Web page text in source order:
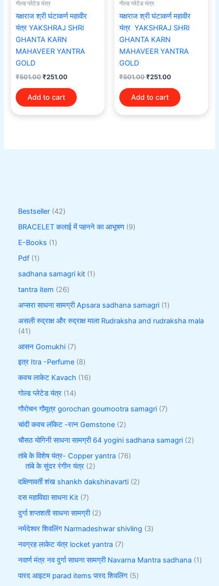
गोल्ड प्लेटेड यंत्र
यक्षराज श्री घंटाकर्ण महावीर
यंत्र YAKSHRAJ SHRI
GHANTA KARN
MAHAVEER YANTRA
GOLD
₹501.00₹251.00
Add to cart
गोल्ड प्लेटेड यंत्र
यक्षराज श्री घंटाकर्ण महावीर
यंत्र YAKSHRAJ SHRI
GHANTA KARN
MAHAVEER YANTRA
GOLD
₹501.00₹251.00
Add to cart
Bestseller 42
BRACELET कलाई में पहनने का आभूषण 9
E-Books 1
Pdf 1
sadhana samagri kit 1
tantra item 26
अप्सरा साधना सामग्री Apsara sadhana samagri 1
असली रुद्राक्ष और रुद्राक्ष माला Rudraksha and rudraksha mala
41
आसन Gomukhi 7
इत्र Itra -Perfume 8
कवच लाकेट Kavach 16
गोल्ड प्लेटेड यंत्र 14
गौरोचन गौमूत्र gorochan goumootra samagri 7
चांदी कवच लॉकेट -रत्न Gemstone 2
चौसठ योगिनी साधना सामग्री 64 yogini sadhana samagri 2
तांबे के विशेष यंत्र- Copper yantra 76
तांबे के सुंदर रंगीन यंत्र 2
दक्षिणावर्ती शंख shankh dakshinavarti 2
दस महाविद्या साधना Kit 7
दुर्गा शप्तशती साधना सामग्री 2
नर्मदेश्वर शिवलिंग Narmadeshwar shivling 3
नवग्रह लाकेट यंत्र locket yantra 7
नवार्ण मंत्र नव दुर्गा साधना सामग्री Navarna Mantra sadhana 1
पारद आइटम parad items पारद शिवलिंग 5